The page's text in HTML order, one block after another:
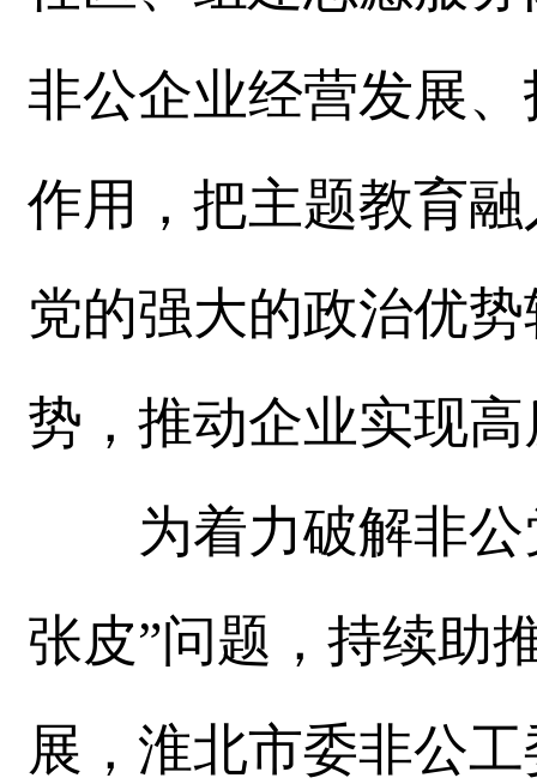
非公企业经营发展
作用，把主题教育
党的强大的政治优
势，推动企业实现
为着力破解非公
张皮”问题，持续助
展，淮北市委非公